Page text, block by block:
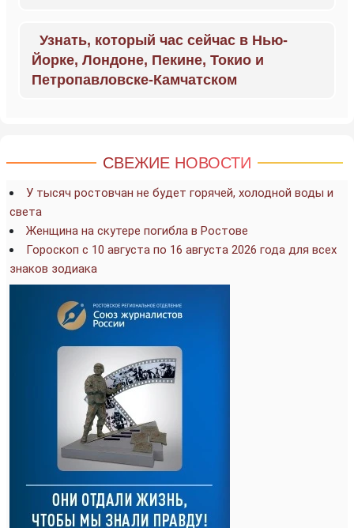
Узнать, который час сейчас в Нью-
Йорке, Лондоне, Пекине, Токио и
Петропавловске-Камчатском
СВЕЖИЕ НОВОСТИ
У тысяч ростовчан не будет горячей, холодной воды и
света
Женщина на скутере погибла в Ростове
Гороскоп с 10 августа по 16 августа 2026 года для всех
знаков зодиака